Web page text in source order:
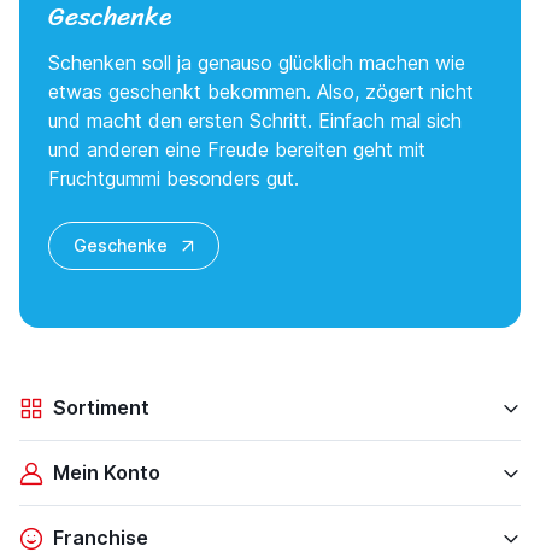
Geschenke
Schenken soll ja genauso glücklich machen wie
etwas geschenkt bekommen. Also, zögert nicht
und macht den ersten Schritt. Einfach mal sich
und anderen eine Freude bereiten geht mit
Fruchtgummi besonders gut.
Geschenke
Sortiment
Mein Konto
Franchise